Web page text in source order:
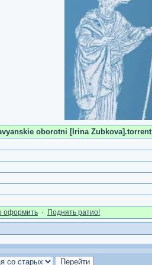
oborotni [Irina Zubkova].torrent
оформить · Поднять ратио!